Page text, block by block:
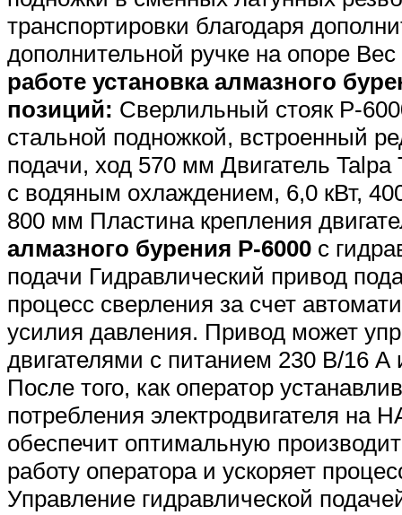
транспортировки благодаря
дополнительной ручке на опоре Вес
работе установка алмазного
позиций: Сверлильный стояк P-
стальной подножкой, встроенный
подачи, ход 570 мм Двигатель
с водяным охлаждением, 6,0 кВт,
800 мм Пластина крепления
алмазного бурения P-6000 с
подачи Гидравлический привод
процесс сверления за счет
усилия давления. Привод может
двигателями с питанием 230 В/16
После того, как оператор
потребления электродвигателя на
обеспечит оптимальную
работу оператора и ускоряет
Управление гидравлической